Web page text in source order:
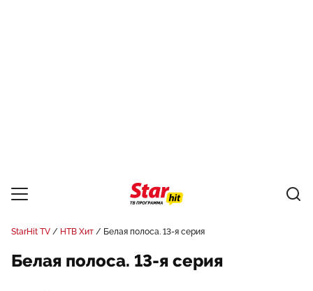
StarHit TV НТВ Хит Белая полоса. 13-я серия
Белая полоса. 13-я серия